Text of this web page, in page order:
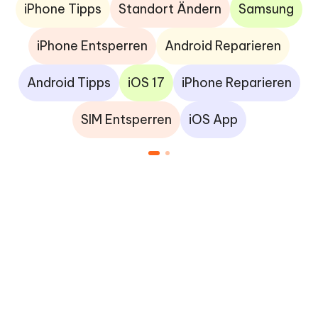
iPhone Tipps Standort Ändern Samsung
iPhone Entsperren Android Reparieren
Android Tipps iOS 17 iPhone Reparieren
SIM Entsperren iOS App